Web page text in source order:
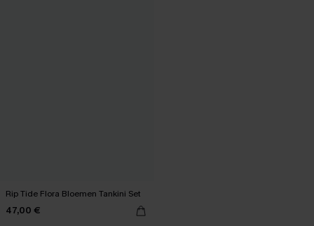
Rip Tide Flora Bloemen Tankini Set
47,00 €